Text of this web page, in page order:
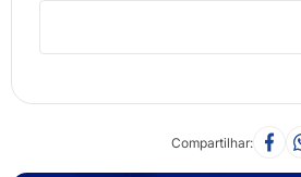
Compartilhar